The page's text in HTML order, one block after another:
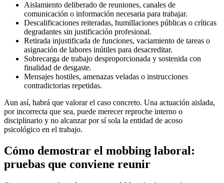
Aislamiento deliberado de reuniones, canales de
comunicación o información necesaria para trabajar.
Descalificaciones reiteradas, humillaciones públicas o críticas
degradantes sin justificación profesional.
Retirada injustificada de funciones, vaciamiento de tareas o
asignación de labores inútiles para desacreditar.
Sobrecarga de trabajo desproporcionada y sostenida con
finalidad de desgaste.
Mensajes hostiles, amenazas veladas o instrucciones
contradictorias repetidas.
Aun así, habrá que valorar el caso concreto. Una actuación aislada,
por incorrecta que sea, puede merecer reproche interno o
disciplinario y no alcanzar por sí sola la entidad de acoso
psicológico en el trabajo.
Cómo demostrar el mobbing laboral:
pruebas que conviene reunir